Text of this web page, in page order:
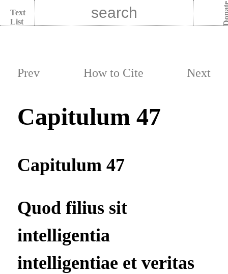
Text
List
Prev How to Cite Next
Capitulum 47
Capitulum 47
Quod filius sit
intelligentia
intelligentiae et veritas